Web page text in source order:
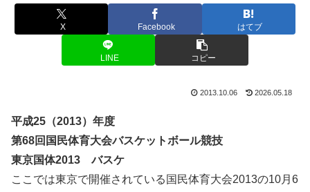
X Facebook はてブ
LINE コピー
2013.10.06 2026.05.18
平成25（2013）年度
第68回国民体育大会バスケットボール競技
東京国体2013 バスケ
ここでは東京で開催されている国民体育大会2013の10月6